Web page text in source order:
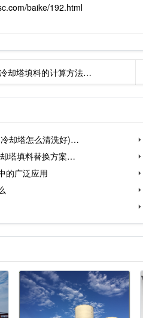
baike/192.html
却塔填料的计算方法…
却塔怎么清洗好)…
塔填料替换方案…
的广泛应用